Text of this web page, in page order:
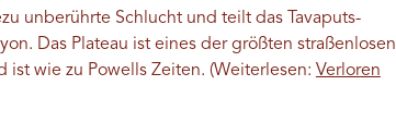
unberührte Schlucht und teilt das Tavaputs-
Das Plateau ist eines der größten straßenlosen
wie zu Powells Zeiten. (Weiterlesen: Verloren